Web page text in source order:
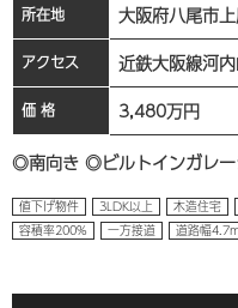
所在地 大阪府八尾市
アクセス 近鉄大阪線河
価 格 3,480万円
◎南向き ◎ビルトインガレ
値下げ物件 3LDK以上 木造住宅
容積率200%
一方接道 道路幅